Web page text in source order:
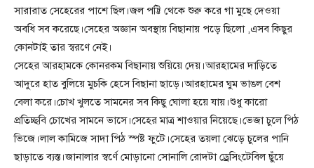
সারারাত সেহেরের পাশে ছিল।জল পট্টি থেকে শুরু করে গা মুছে দেওয়া
অবধি সব করেছে।সেহের অজ্ঞান অবস্থায় বিছানায় পড়ে ছিলো ,এসব কিছুর
কোনটাই তার স্বরণে নেই।
সেহের আরহামকে কোনরকম বিছানায় শুয়িয়ে দেয়।আরহামের দাড়িতে
আদুরে হাত বুলিয়ে মুচকি হেসে বিছানা ছাড়ে।আরহামের ঘুম ভাঙল বেশ
বেলা করে।চোখ খুলতে সামনের সব কিছু ঘোলা হয়ে যায়।শুধু কারো
প্রতিচ্ছবি চোখের সামনে ভাসে।সেহের মাত্র শাওয়ার নিয়েছে।ভেজা চুলে পিঠ
ভিজে।লাল কামিজে সাদা পিঠ স্পষ্ট ফুটে।সেহের তয়লা ঝেড়ে চুলের পানি
ছাড়াতে ব্যস্ত।জানালার স্বর্ণে মোড়ানো সোনালি রোদটা ড্রেসিংটেবিল ছুঁয়ে